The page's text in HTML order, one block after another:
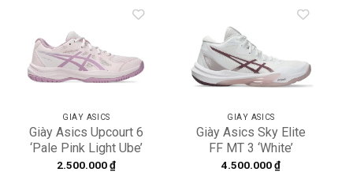
wishlist
GIÀY ASICS
Giày Asics Upcourt 6
‘Pale Pink Light Ube’
1074A045-701
2.500.000₫
wishlist
GIÀY ASICS
Giày Asics Sky Elite
FF MT 3 ‘White’
1052A076-101
4.500.000₫